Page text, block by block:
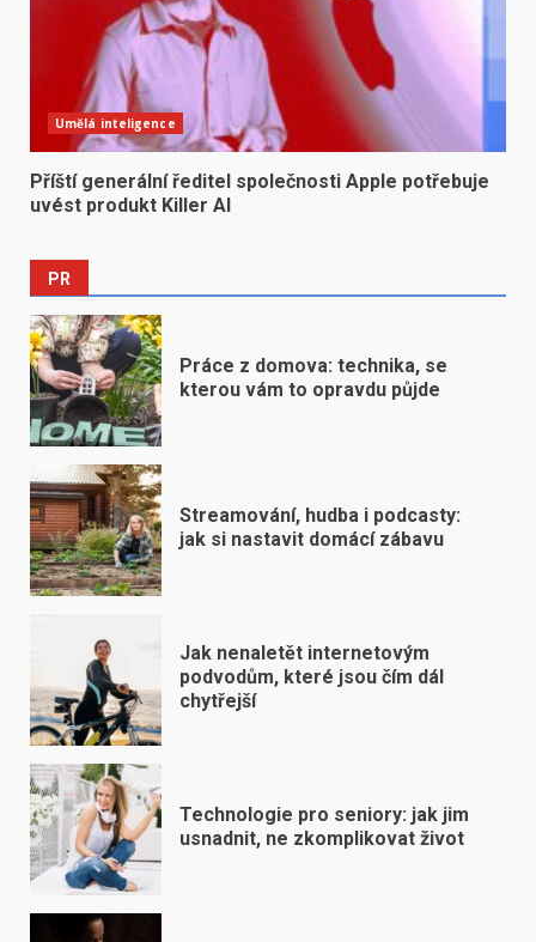
Umělá inteligence
Příští generální ředitel společnosti Apple potřebuje
uvést produkt Killer AI
PR
Práce z domova: technika, se
kterou vám to opravdu půjde
Streamování, hudba i podcasty:
jak si nastavit domácí zábavu
Jak nenaletět internetovým
podvodům, které jsou čím dál
chytřejší
Technologie pro seniory: jak jim
usnadnit, ne zkomplikovat život